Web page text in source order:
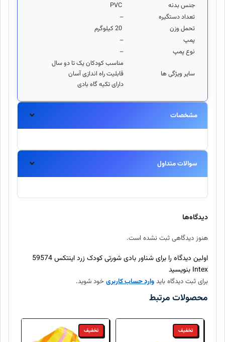
جنس بدنه
تعداد دستگیره
–
تحمل وزن
پمپ
–
نوع پمپ
–
سایر ویژگی ها
مناسب کودکان یک تا دو سال
قابلیت راه اندازی آسان
دارای تکیه گاه بادی
مشخصات
سوالات متداول
آیا این محصول اورجینال است؟
بله، تمامی محصولات موجود در اینتکس مستقیماً از برندهای معتبر
ارسال سفارش چند روز طول میکشد؟
آیا امکان بازگرداندن کالا وجود دارد؟
دیدگاه‌ها
هنوز دیدگاهی ثبت نشده است.
اولین دیدگاه را برای شناور بادی شورتی کودک زرد اینتکس 59574
Intex بنویسید
برای ثبت دیدگاه بایدوارد حساب کاربریخود شوید.
محصولات مرتبط
تخفیف تخفیف